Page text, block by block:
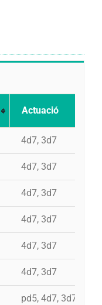
Actuació
4d7, 3d7
4d7, 3d7
4d7, 3d7
4d7, 3d7
4d7, 3d7
4d7, 3d7
pd5, 4d7, 3d7